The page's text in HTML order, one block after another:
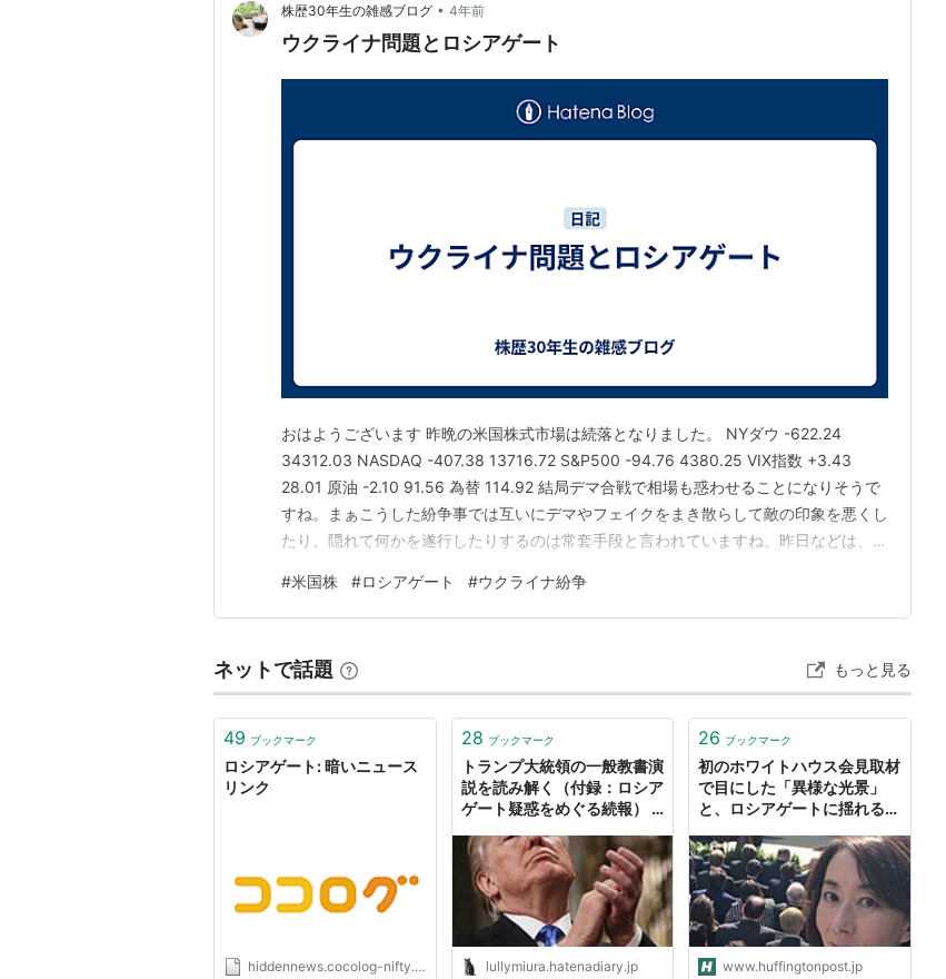
株歴30年生の雑感ブログ • 4年前
ウクライナ問題とロシアゲート
おはようございます 昨晩の米国株式市場は続落となりました。 NYダウ -622.24
34312.03 NASDAQ -407.38 13716.72 S&P500 -94.76 4380.25 VIX指数 +3.43
28.01 原油 -2.10 91.56 為替 114.92 結局デマ合戦で相場も惑わせることになりそうで
すね。まぁこうした紛争事では互いにデマやフェイクをまき散らして敵の印象を悪くし
たり、隠れて何かを遂行したりするのは常套手段と言われていますね。昨日などは、午
ナ軍がロシアに対して迫撃砲と手りゅう弾を…
#米国株 #ロシアゲート #ウクライナ紛争
ネットで話題 もっと見る
49 ブックマーク
ロシアゲート: 暗いニュース
リンク
hiddennews.cocolog-nifty.com
28 ブックマーク
トランプ大統領の一般教書演
説を読み解く（付録：ロシア
ゲート疑惑をめぐる続報） -
lullymiura.hatenadiary.jp
26 ブックマーク
初のホワイトハウス会見取材
で目にした「異様な光景」
と、ロシアゲートに揺れるア
www.huffingtonpost.jp